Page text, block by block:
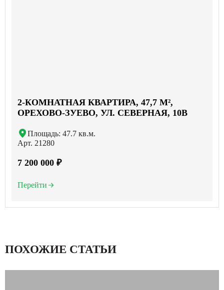
2-КОМНАТНАЯ КВАРТИРА, 47,7 М²,
ОРЕХОВО-ЗУЕВО, УЛ. СЕВЕРНАЯ, 10В
Площадь: 47.7 кв.м.
Арт. 21280
7 200 000 ₽
Перейти
ПОХОЖИЕ СТАТЬИ